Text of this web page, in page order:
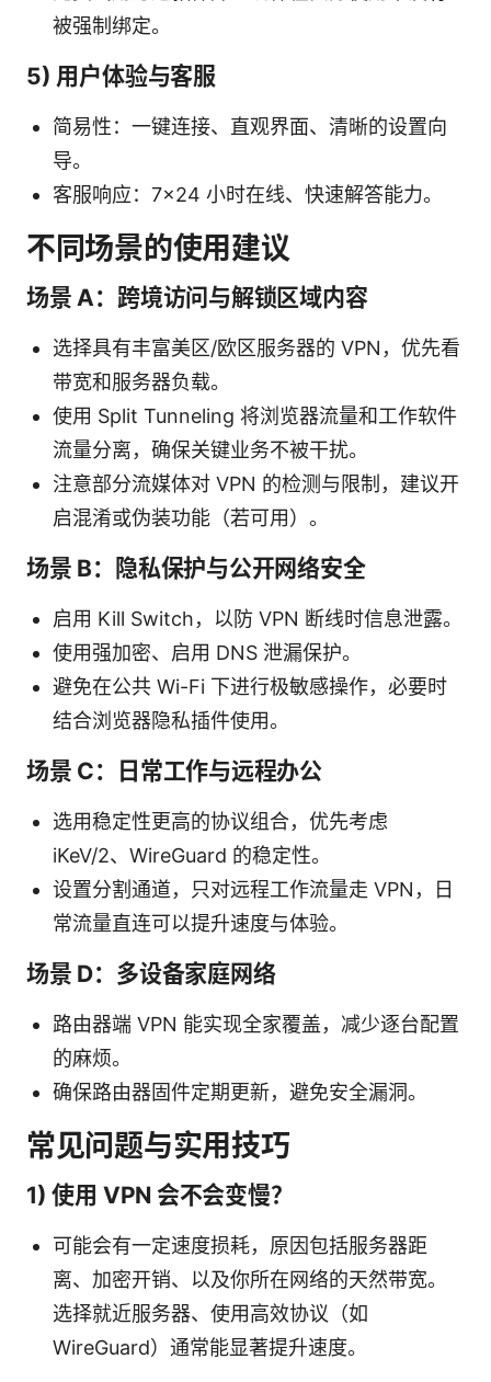
被强制绑定。
5) 用户体验与客服
简易性：一键连接、直观界面、清晰的设置向
导。
客服响应：7×24 小时在线、快速解答能力。
不同场景的使用建议
场景 A：跨境访问与解锁区域内容
选择具有丰富美区/欧区服务器的 VPN，优先看
带宽和服务器负载。
使用 Split Tunneling 将浏览器流量和工作软件
流量分离，确保关键业务不被干扰。
注意部分流媒体对 VPN 的检测与限制，建议开
启混淆或伪装功能（若可用）。
场景 B：隐私保护与公开网络安全
启用 Kill Switch，以防 VPN 断线时信息泄露。
使用强加密、启用 DNS 泄漏保护。
避免在公共 Wi-Fi 下进行极敏感操作，必要时
结合浏览器隐私插件使用。
场景 C：日常工作与远程办公
选用稳定性更高的协议组合，优先考虑
iKeV/2、WireGuard 的稳定性。
设置分割通道，只对远程工作流量走 VPN，日
常流量直连可以提升速度与体验。
场景 D：多设备家庭网络
路由器端 VPN 能实现全家覆盖，减少逐台配置
的麻烦。
确保路由器固件定期更新，避免安全漏洞。
常见问题与实用技巧
1) 使用 VPN 会不会变慢？
可能会有一定速度损耗，原因包括服务器距
离、加密开销、以及你所在网络的天然带宽。
选择就近服务器、使用高效协议（如
WireGuard）通常能显著提升速度。